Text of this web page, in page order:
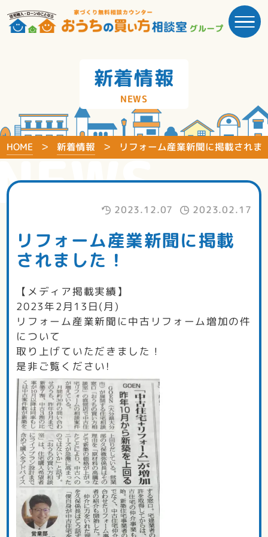
新着情報
NEWS
HOME 新着情報 リフォーム産業新聞に掲載されま
2023.12.07 2023.02.17
リフォーム産業新聞に掲載
されました！
【メディア掲載実績】
2023年2月13日(月)
リフォーム産業新聞に中古リフォーム増加の件
について
取り上げていただきました！
是非ご覧ください!